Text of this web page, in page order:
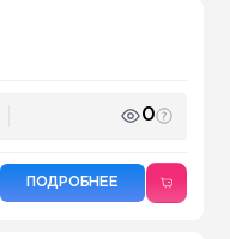
0
ПОДРОБНЕЕ